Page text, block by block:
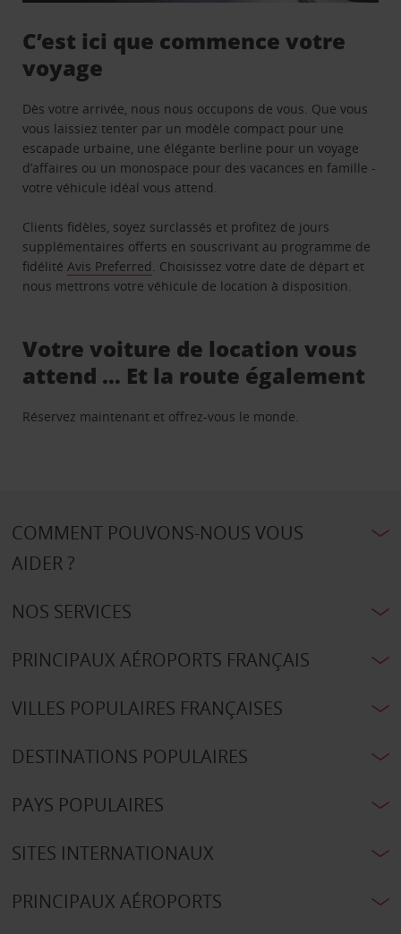
C’est ici que commence votre
voyage
Dès votre arrivée, nous nous occupons de vous. Que vous
vous laissiez tenter par un modèle compact pour une
escapade urbaine, une élégante berline pour un voyage
d’affaires ou un monospace pour des vacances en famille -
votre véhicule idéal vous attend.
Clients fidèles, soyez surclassés et profitez de jours
supplémentaires offerts en souscrivant au programme de
fidélitéAvis Preferred. Choisissez votre date de départ et
nous mettrons votre véhicule de location à disposition.
Votre voiture de location vous
attend … Et la route également
Réservez maintenant et offrez-vous le monde.
COMMENT POUVONS-NOUS VOUS
AIDER ?
NOS SERVICES
PRINCIPAUX AÉROPORTS FRANÇAIS
VILLES POPULAIRES FRANÇAISES
DESTINATIONS POPULAIRES
PAYS POPULAIRES
SITES INTERNATIONAUX
PRINCIPAUX AÉROPORTS